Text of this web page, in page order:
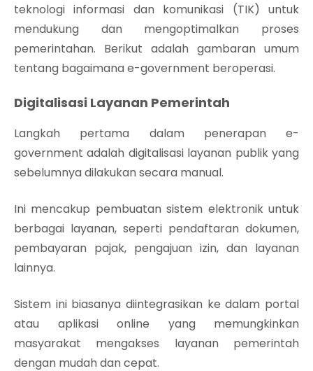
teknologi informasi dan komunikasi (TIK) untuk
mendukung dan mengoptimalkan proses
pemerintahan. Berikut adalah gambaran umum
tentang bagaimana e-government beroperasi.
Digitalisasi Layanan Pemerintah
Langkah pertama dalam penerapan e-
government adalah digitalisasi layanan publik yang
sebelumnya dilakukan secara manual.
Ini mencakup pembuatan sistem elektronik untuk
berbagai layanan, seperti pendaftaran dokumen,
pembayaran pajak, pengajuan izin, dan layanan
lainnya.
Sistem ini biasanya diintegrasikan ke dalam portal
atau aplikasi online yang memungkinkan
masyarakat mengakses layanan pemerintah
dengan mudah dan cepat.